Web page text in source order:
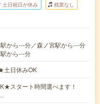
土日祝日が休み 残業なし
から---分／森ノ宮駅から---分
から---分
日休みOK
スタート時間選べます！